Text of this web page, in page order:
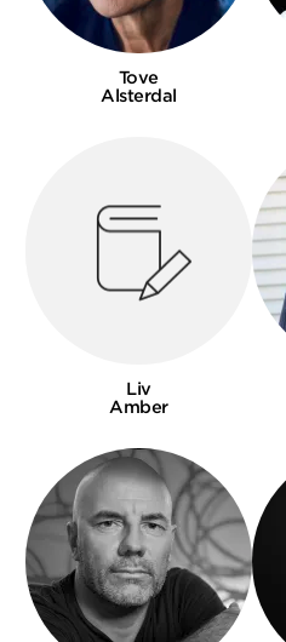
Tove
Alsterdal
Liv
Amber